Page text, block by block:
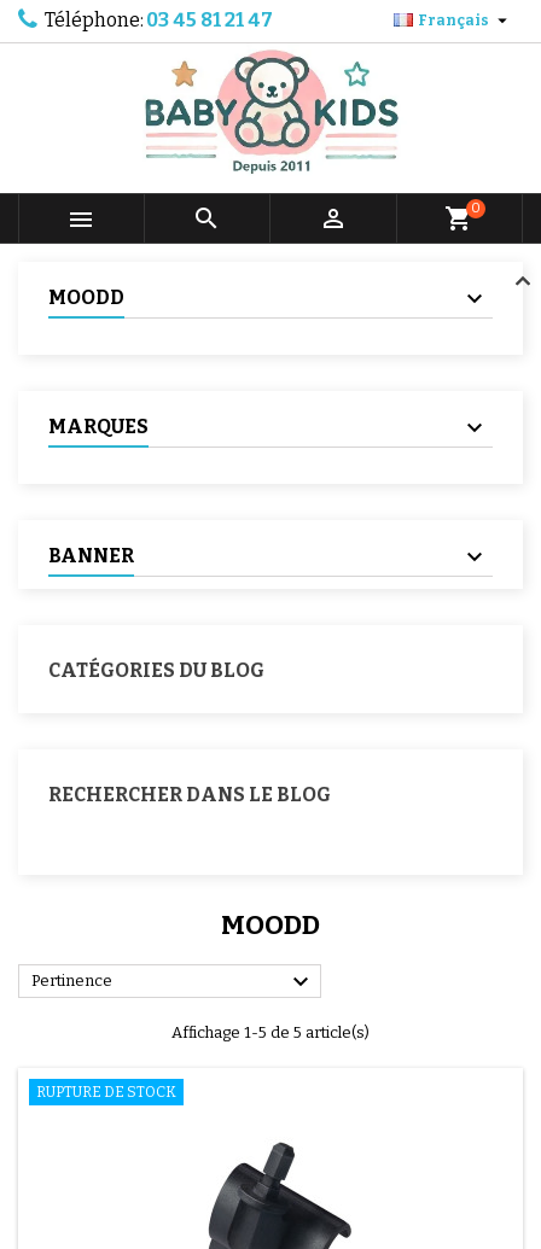
Téléphone: 03 45 81 21 47 Français 
   shopping_cart0
MOODD
MARQUES
BANNER
CATÉGORIES DU BLOG
RECHERCHER DANS LE BLOG
MOODD
Pertinence 
Affichage 1-5 de 5 article(s)
RUPTURE DE STOCK